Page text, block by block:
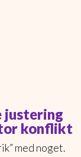
justering
konflikt
med noget.